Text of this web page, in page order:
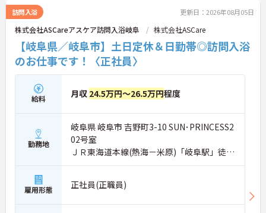
訪問入浴 更新日：2026年08月05日
株式会社ASCareアスケア訪問入浴岐阜 株式会社ASCare
【岐阜県／岐阜市】土日定休＆日勤帯◎訪問入浴
のお仕事です！〈正社員〉
給料 月収 24.5万円～26.5万円程度
勤務地
岐阜県 岐阜市 吉野町3-10 SUN･PRINCESS2
02号室
ＪＲ東海道本線(熱海－米原)「岐阜駅」徒歩
8分
雇用形態 正社員(正職員)